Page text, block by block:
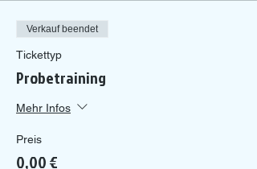
Verkauf beendet
Tickettyp
Probetraining
Mehr Infos
Preis
0,00 €